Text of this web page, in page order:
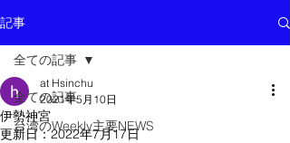
記事
全ての記事
台湾のWeekly主要NEWS
全ての記事
伊勢神宮
at Hsinchu
2021年5月10日
更新日：2022年7月17日